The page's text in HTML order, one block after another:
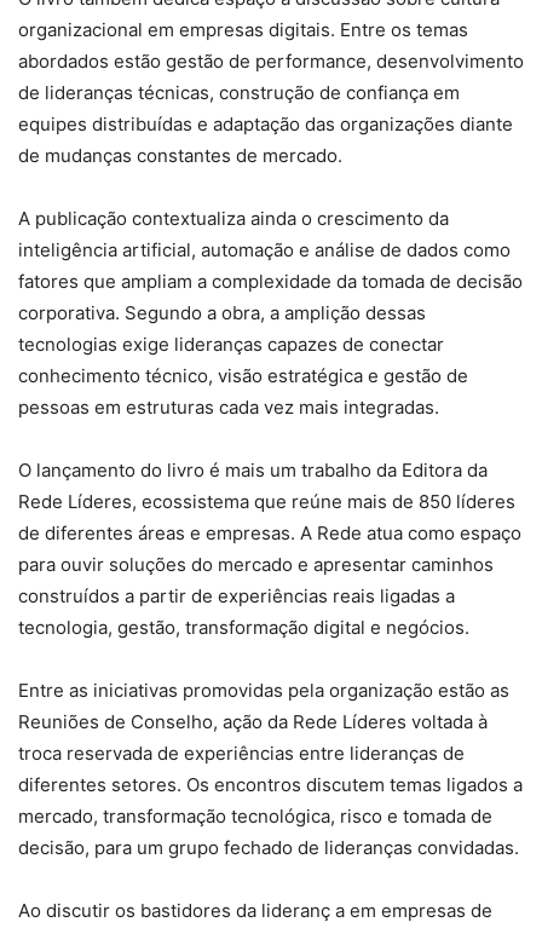
organizacional em empresas digitais. Entre os temas
abordados estão gestão de performance, desenvolvimento
de lideranças técnicas, construção de confiança em
equipes distribuídas e adaptação das organizações diante
de mudanças constantes de mercado.
A publicação contextualiza ainda o crescimento da
inteligência artificial, automação e análise de dados como
fatores que ampliam a complexidade da tomada de decisão
corporativa. Segundo a obra, a amplição dessas
tecnologias exige lideranças capazes de conectar
conhecimento técnico, visão estratégica e gestão de
pessoas em estruturas cada vez mais integradas.
O lançamento do livro é mais um trabalho da Editora da
Rede Líderes, ecossistema que reúne mais de 850 líderes
de diferentes áreas e empresas. A Rede atua como espaço
para ouvir soluções do mercado e apresentar caminhos
construídos a partir de experiências reais ligadas a
tecnologia, gestão, transformação digital e negócios.
Entre as iniciativas promovidas pela organização estão as
Reuniões de Conselho, ação da Rede Líderes voltada à
troca reservada de experiências entre lideranças de
diferentes setores. Os encontros discutem temas ligados a
mercado, transformação tecnológica, risco e tomada de
decisão, para um grupo fechado de lideranças convidadas.
Ao discutir os bastidores da lideranç a em empresas de